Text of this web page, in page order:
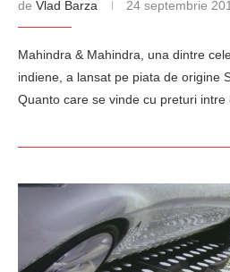
de Vlad Barza 24 septembrie
Mahindra & Mahindra, una dintre
indiene, a lansat pe piata de origine
Quanto care se vinde cu preturi intre